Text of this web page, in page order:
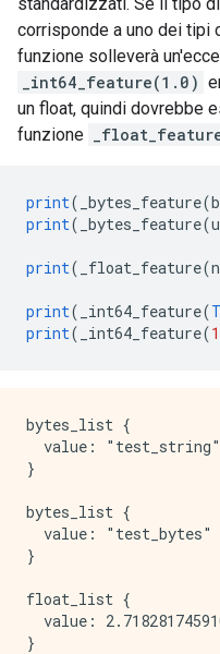
corrisponde a uno dei tipi
funzione solleverà
_int64_feature(1.0)
un float, quindi dovrebbe
funzione
print( _bytes_feature(b
print( _bytes_feature(u
print( _float_feature(
print( _int64_feature(
print( _int64_feature(1
bytes_list {
  value: "test_string"
}
bytes_list {
  value: "test_bytes"
}
float_list {
value:
}